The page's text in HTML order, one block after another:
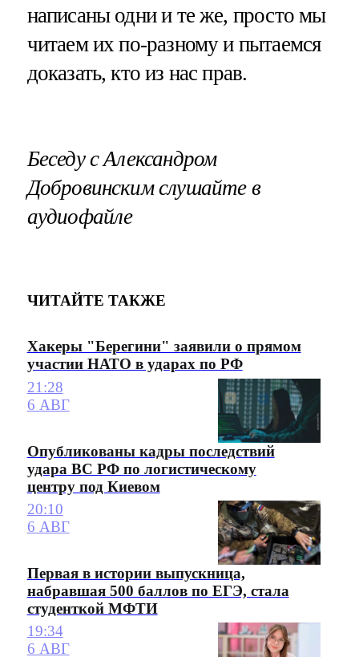
написаны одни и те же, просто мы
читаем их по-разному и пытаемся
доказать, кто из нас прав.
Беседу с Александром
Добровинским слушайте в
аудиофайле
ЧИТАЙТЕ ТАКЖЕ
Хакеры "Берегини" заявили о прямом
участии НАТО в ударах по РФ
21:28
6 АВГ
Опубликованы кадры последствий
удара ВС РФ по логистическому
центру под Киевом
20:10
6 АВГ
Первая в истории выпускница,
набравшая 500 баллов по ЕГЭ, стала
студенткой МФТИ
19:34
6 АВГ